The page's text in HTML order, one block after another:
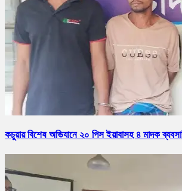
কচুয়ায় বিশেষ অভিযানে ২০ পিস ইয়াবাসহ ৪ মাদক